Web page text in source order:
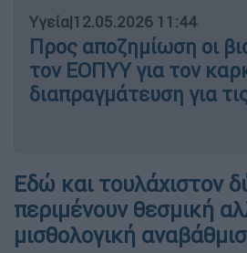
Υγεία|12.05.2026 11:44
Προς αποζημίωση οι
τον ΕΟΠΥΥ για τον
διαπραγμάτευση για
Εδώ και τουλάχιστον
περιμένουν θεσμική
μισθολογική